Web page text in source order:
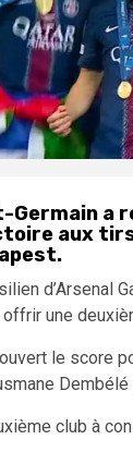
Germain a
aux
d’Arsenal
⁠une
le score
club ⁠à